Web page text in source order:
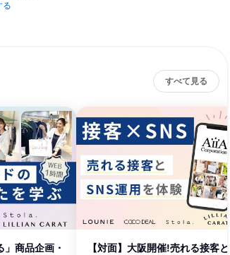
る
すべて見る
」商品企画・ 【対面】大阪開催!売れる接客と